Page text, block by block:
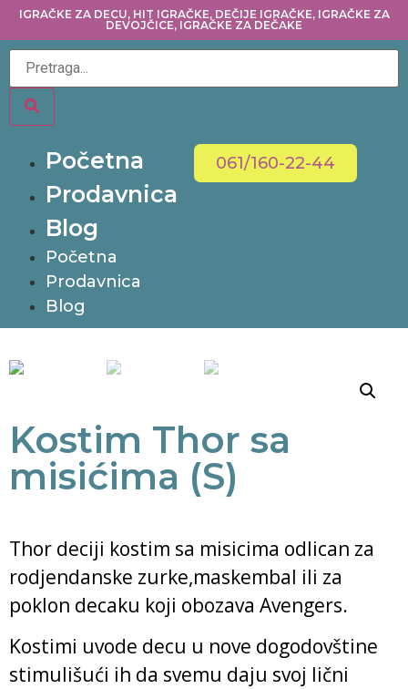
IGRAČKE ZA DECU, HIT IGRAČKE, DEČIJE IGRAČKE, IGRAČKE ZA
DEVOJČICE, IGRAČKE ZA DEČAKE
Početna
Prodavnica
Blog
Početna
Prodavnica
Blog
061/160-22-44
Kostim Thor sa
misićima (S)
Thor deciji kostim sa misicima odlican za
rodjendanske zurke,maskembal ili za
poklon decaku koji obozava Avengers.
Kostimi uvode decu u nove dogodovštine
stimulišući ih da svemu daju svoj lični